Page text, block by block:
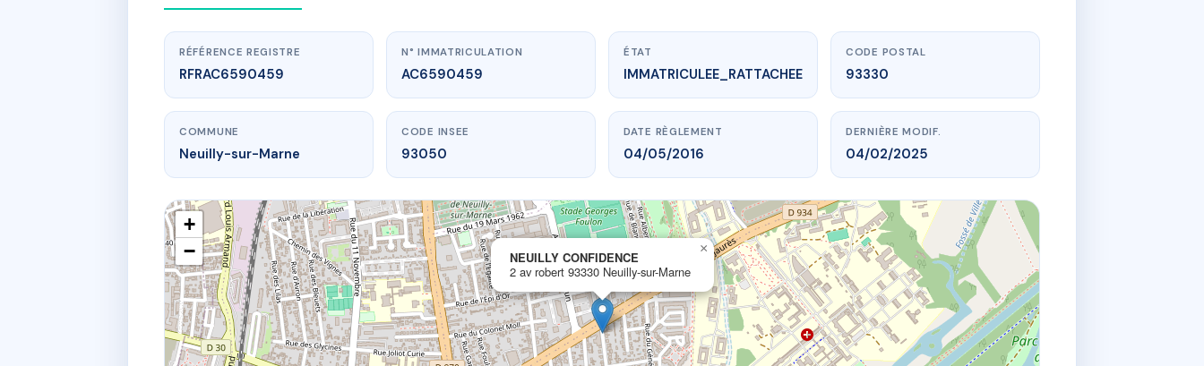
www.vme.plus/AC6590459
NEUILLY CONFIDENCE
2 av robert93330 Neuilly-sur-Marne
RÉFÉRENCE REGISTRE
RFRAC6590459
N° IMMATRICULATION
AC6590459
ÉTAT
IMMATRICULEE_RATTACHEE
CODE POSTAL
93330
COMMUNE
Neuilly-sur-Marne
CODE INSEE
93050
DATE RÈGLEMENT
04/05/2016
DERNIÈRE MODIF.
04/02/2025
NEUILLY CONFIDENCE
2 av robert 93330 Neuilly-sur-Marne
×
+
−